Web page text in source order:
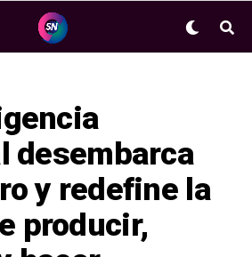
desembarca
y redefine la
producir,